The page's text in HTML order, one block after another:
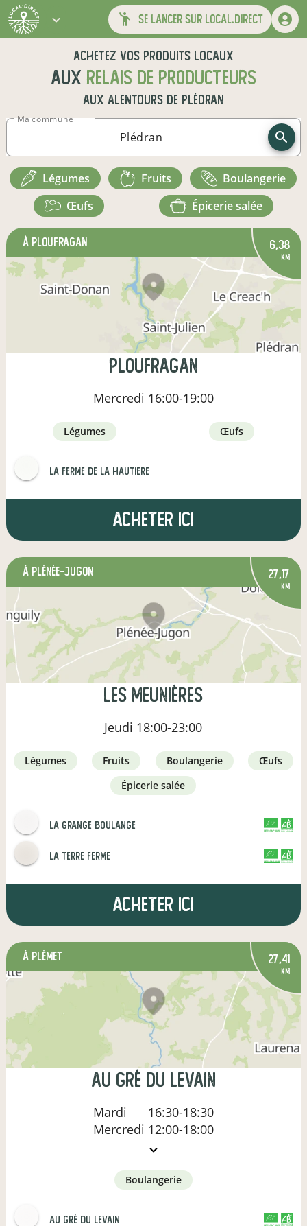
se lancer sur local.direct
Achetez vos produits locaux
aux relais de producteurs
aux alentours de Plédran
Ma commune
légumes fruits
boulangerie
œufs
épicerie salée
à Ploufragan 6,38
km
Ploufragan
Mercredi 16:00-19:00
légumes œufs
LA FERME DE LA HAUTIERE
Acheter ici
à Plénée-Jugon 27,17
km
Les Meunières
Jeudi 18:00-23:00
légumes fruits boulangerie
œufs
épicerie salée
LA GRANGE BOULANGE CERTIFIÉ PAR FR-BIO-01
AGRICULTURE FRANCE
la terre ferme CERTIFIÉ PAR FR-BIO-09
AGRICULTURE FRANCE
Acheter ici
à Plémet 27,41
km
Au gré du levain
Mardi
16:30-18:30
Mercredi 12:00-18:00
boulangerie
Au gré du levain